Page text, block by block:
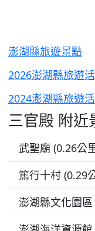
澎湖縣旅遊景點
2026澎湖縣旅遊
2024澎湖縣旅遊
三官殿 附近
武聖廟 (0.26公
篤行十村 (0.29
澎湖縣文化園